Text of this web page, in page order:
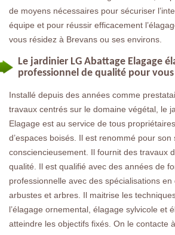
de moyens nécessaires pour sécuriser
équipe et pour réussir efficacement
vous résidez à Brevans ou ses environs.
Le jardinier LG Abattage Elagage
professionnel de qualité pour
Installé depuis des années comme
travaux centrés sur le domaine végétal, le
Elagage est au service de tous
d’espaces boisés. Il est renommé pour
consciencieusement. Il fournit des travaux
qualité. Il est qualifié avec des années de
professionnelle avec des spécialisations en
arbustes et arbres. Il maitrise les
l’élagage ornemental, élagage sylvicole et
atteindre les objectifs fixés. On le contacte